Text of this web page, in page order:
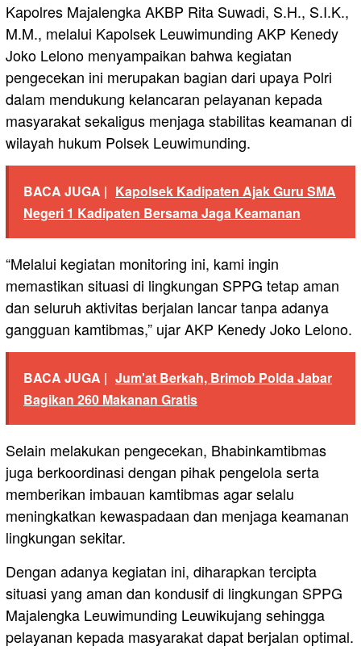
Kapolres Majalengka AKBP Rita Suwadi, S.H., S.I.K.,
M.M., melalui Kapolsek Leuwimunding AKP Kenedy
Joko Lelono menyampaikan bahwa kegiatan
pengecekan ini merupakan bagian dari upaya Polri
dalam mendukung kelancaran pelayanan kepada
masyarakat sekaligus menjaga stabilitas keamanan di
wilayah hukum Polsek Leuwimunding.
BACA JUGA | Kapolsek Kadipaten Ajak Guru SMA
Negeri 1 Kadipaten Bersama Jaga Keamanan
“Melalui kegiatan monitoring ini, kami ingin
memastikan situasi di lingkungan SPPG tetap aman
dan seluruh aktivitas berjalan lancar tanpa adanya
gangguan kamtibmas,” ujar AKP Kenedy Joko Lelono.
BACA JUGA | Jum'at Berkah, Brimob Polda Jabar
Bagikan 260 Makanan Gratis
Selain melakukan pengecekan, Bhabinkamtibmas
juga berkoordinasi dengan pihak pengelola serta
memberikan imbauan kamtibmas agar selalu
meningkatkan kewaspadaan dan menjaga keamanan
lingkungan sekitar.
Dengan adanya kegiatan ini, diharapkan tercipta
situasi yang aman dan kondusif di lingkungan SPPG
Majalengka Leuwimunding Leuwikujang sehingga
pelayanan kepada masyarakat dapat berjalan optimal.